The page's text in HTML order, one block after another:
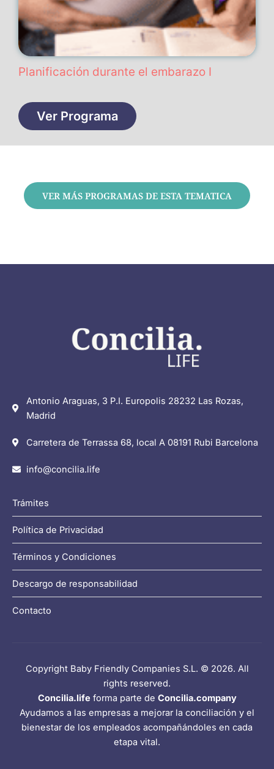
Planificación durante el embarazo I
Ver Programa
VER MÁS PROGRAMAS DE ESTA TEMATICA
Antonio Araguas, 3 P.I. Europolis 28232 Las Rozas,
Madrid
Carretera de Terrassa 68, local A 08191 Rubi Barcelona
info@concilia.life
Trámites
Política de Privacidad
Términos y Condiciones
Descargo de responsabilidad
Contacto
Copyright Baby Friendly Companies S.L. © 2026. All
rights reserved.
Concilia.life forma parte de Concilia.company
Ayudamos a las empresas a mejorar la conciliación y el
bienestar de los empleados acompañándoles en cada
etapa vital.